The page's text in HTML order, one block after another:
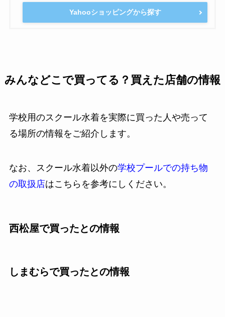
Yahooショッピングから探す
みんなどこで買ってる？買えた店舗の情報
学校用のスクール水着を実際に買った人や売って
る場所の情報をご紹介します。
なお、スクール水着以外の学校プールでの持ち物
の取扱店はこちらを参考にしください。
西松屋で買ったとの情報
しまむらで買ったとの情報